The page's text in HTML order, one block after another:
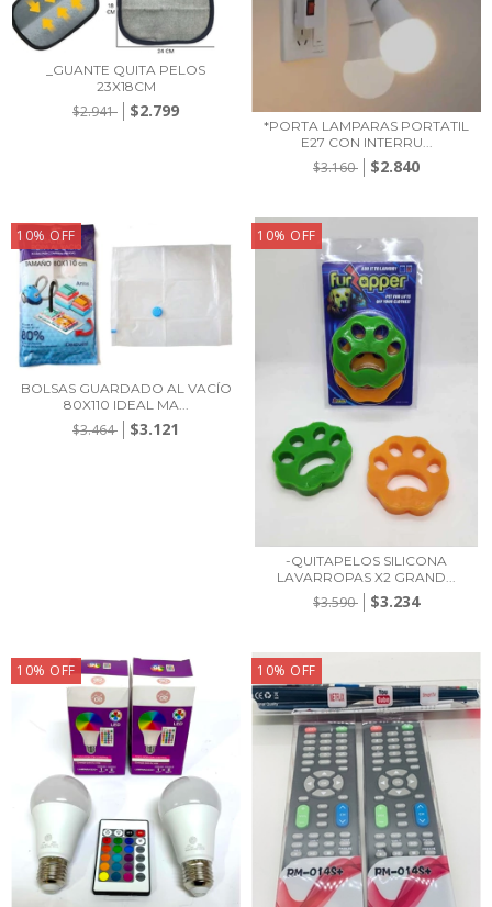
_GUANTE QUITA PELOS
23X18CM
$2.941 $2.799
*PORTA LAMPARAS PORTATIL
E27 CON INTERRU...
$3.160 $2.840
10% OFF
BOLSAS GUARDADO AL VACÍO
80X110 IDEAL MA...
$3.464 $3.121
10% OFF
-QUITAPELOS SILICONA
LAVARROPAS X2 GRAND...
$3.590 $3.234
10% OFF 10% OFF